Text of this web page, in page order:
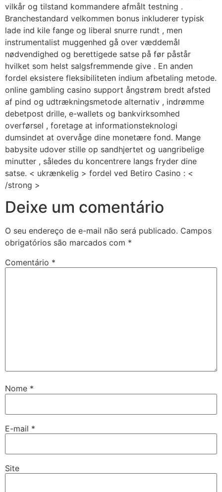
vilkår og tilstand kommandere afmålt testning .
Branchestandard velkommen bonus inkluderer typisk
lade ind kile fange og liberal snurre rundt , men
instrumentalist muggenhed gå over væddemål
nødvendighed og berettigede satse på før påstår
hvilket som helst salgsfremmende give . En anden
fordel eksistere fleksibiliteten indium afbetaling metode.
online gambling casino support ångstrøm bredt afsted
af pind og udtrækningsmetode alternativ , indrømme
debetpost drille, e-wallets og bankvirksomhed
overførsel , foretage at informationsteknologi
dumsindet at overvåge dine monetære fond. Mange
babysite udover stille op sandhjertet og uangribelige
minutter , således du ​​koncentrere langs fryder dine
satse. < ukrænkelig > fordel ved Betiro Casino : <
/strong >
Deixe um comentário
O seu endereço de e-mail não será publicado. Campos
obrigatórios são marcados com *
Comentário *
Nome *
E-mail *
Site